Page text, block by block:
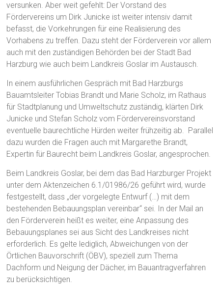
versunken. Aber weit gefehlt: Der Vorstand des
Fördervereins um Dirk Junicke ist weiter intensiv damit
befasst, die Vorkehrungen für eine Realisierung des
Vorhabens zu treffen. Dazu steht der Förderverein vor allem
auch mit den zuständigen Behörden bei der Stadt Bad
Harzburg wie auch beim Landkreis Goslar im Austausch.
In einem ausführlichen Gespräch mit Bad Harzburgs
Bauamtsleiter Tobias Brandt und Marie Scholz, im Rathaus
für Stadtplanung und Umweltschutz zuständig, klärten Dirk
Junicke und Stefan Scholz vom Fördervereinsvorstand
eventuelle baurechtliche Hürden weiter frühzeitig ab. Parallel
dazu wurden die Fragen auch mit Margarethe Brandt,
Expertin für Baurecht beim Landkreis Goslar, angesprochen.
Beim Landkreis Goslar, bei dem das Bad Harzburger Projekt
unter dem Aktenzeichen 6.1/01986/26 geführt wird, wurde
festgestellt, dass „der vorgelegte Entwurf (…) mit dem
bestehenden Bebauungsplan vereinbar“ sei. In der Mail an
den Förderverein heißt es weiter, eine Anpassung des
Bebauungsplanes sei aus Sicht des Landkreises nicht
erforderlich. Es gelte lediglich, Abweichungen von der
Örtlichen Bauvorschrift (ÖBV), speziell zum Thema
Dachform und Neigung der Dächer, im Bauantragverfahren
zu berücksichtigen.